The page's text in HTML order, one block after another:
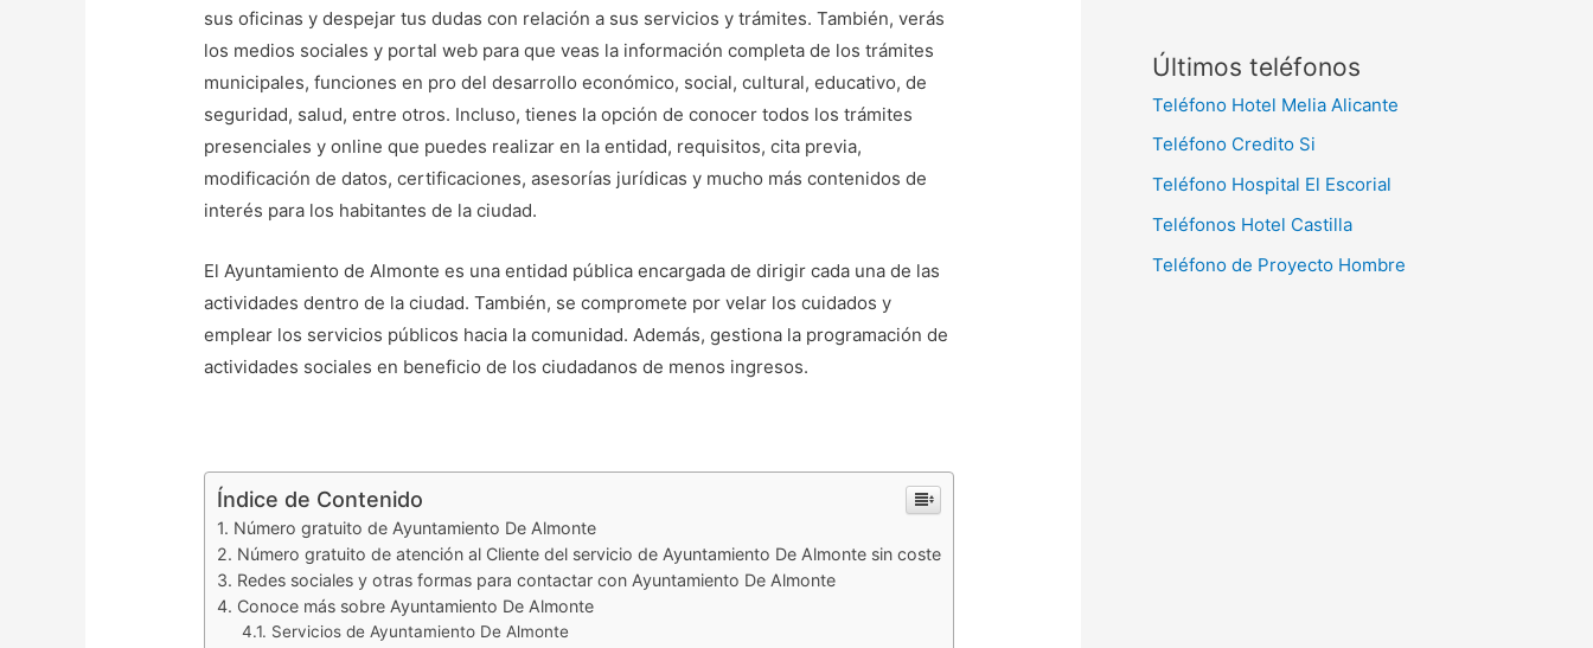
sus oficinas y despejar tus dudas con relación a sus servicios y trámites. También, verás
los medios sociales y portal web para que veas la información completa de los trámites
municipales, funciones en pro del desarrollo económico, social, cultural, educativo, de
seguridad, salud, entre otros. Incluso, tienes la opción de conocer todos los trámites
presenciales y online que puedes realizar en la entidad, requisitos, cita previa,
modificación de datos, certificaciones, asesorías jurídicas y mucho más contenidos de
interés para los habitantes de la ciudad.
El Ayuntamiento de Almonte es una entidad pública encargada de dirigir cada una de las
actividades dentro de la ciudad. También, se compromete por velar los cuidados y
emplear los servicios públicos hacia la comunidad. Además, gestiona la programación de
actividades sociales en beneficio de los ciudadanos de menos ingresos.
Índice de Contenido
Número gratuito de Ayuntamiento De Almonte
Número gratuito de atención al Cliente del servicio de Ayuntamiento De Almonte sin coste
Redes sociales y otras formas para contactar con Ayuntamiento De Almonte
Conoce más sobre Ayuntamiento De Almonte
Servicios de Ayuntamiento De Almonte
Últimos teléfonos
Teléfono Hotel Melia Alicante
Teléfono Credito Si
Teléfono Hospital El Escorial
Teléfonos Hotel Castilla
Teléfono de Proyecto Hombre